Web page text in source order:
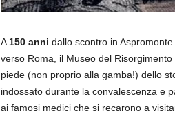
A 150 anni dallo scontro in
verso Roma, il Museo del Risorgimento
piede (non proprio alla gamba!) dello
indossato durante la convalescenza e
ai famosi medici che si recarono a